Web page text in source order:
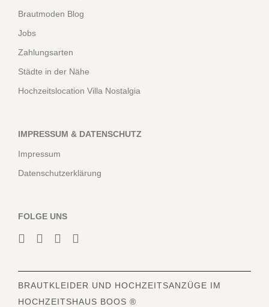
Brautmoden Blog
Jobs
Zahlungsarten
Städte in der Nähe
Hochzeitslocation Villa Nostalgia
IMPRESSUM & DATENSCHUTZ
Impressum
Datenschutzerklärung
FOLGE UNS
BRAUTKLEIDER UND HOCHZEITSANZÜGE IM
HOCHZEITSHAUS BOOS ®